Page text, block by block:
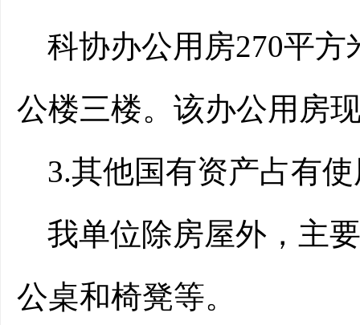
科协办公用房270平
公楼三楼。该办公用房
3.其他国有资产占有
我单位除房屋外，主
公桌和椅凳等。